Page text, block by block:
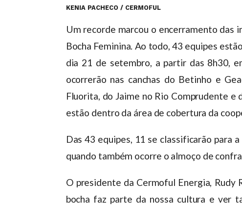
KENIA PACHECO / CERMOFUL
Um recorde marcou o encerramento das
Bocha Feminina. Ao todo, 43 equipes
dia 21 de setembro, a partir das 8h30,
ocorrerão nas canchas do Betinho e
Fluorita, do Jaime no Rio Comprudente e
estão dentro da área de cobertura da
Das 43 equipes, 11 se classificarão para
quando também ocorre o almoço de
O presidente da Cermoful Energia, Rudy
bocha faz parte da nossa cultura e ver